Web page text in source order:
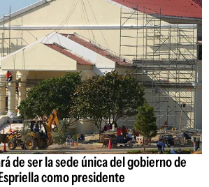
de ser la sede única del gobierno de
como presidente